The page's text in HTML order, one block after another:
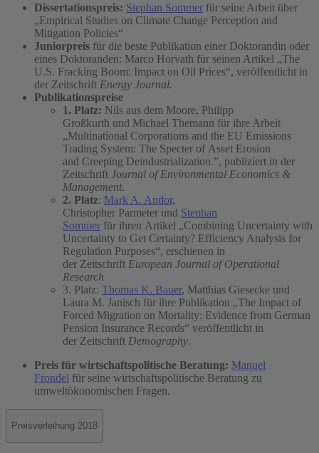
Dissertationspreis: Stephan Sommer für seine Arbeit über
„Empirical Studies on Climate Change Perception and
Mitigation Policies“
Juniorpreis für die beste Publikation einer Doktorandin oder
eines Doktoranden: Marco Horvath für seinen Artikel „The
U.S. Fracking Boom: Impact on Oil Prices“, veröffentlicht in
der Zeitschrift Energy Journal.
Publikationspreise
1. Platz: Nils aus dem Moore, Philipp
Großkurth und Michael Themann für ihre Arbeit
„Multinational Corporations and the EU Emissions
Trading System: The Specter of Asset Erosion
and Creeping Deindustrialization.”, publiziert in der
Zeitschrift Journal of Environmental Economics &
Management.
2. Platz: Mark A. Andor,
Christopher Parmeter und Stephan
Sommer für ihren Artikel „Combining Uncertainty with
Uncertainty to Get Certainty? Efficiency Analysis for
Regulation Purposes“, erschienen in
der Zeitschrift European Journal of Operational
Research
3. Platz: Thomas K. Bauer, Matthias Giesecke und
Laura M. Janisch für ihre Publikation „The Impact of
Forced Migration on Mortality: Evidence from German
Pension Insurance Records“ veröffentlicht in
der Zeitschrift Demography.
Preis für wirtschaftspolitische Beratung: Manuel
Frondel für seine wirtschaftspolitische Beratung zu
umweltökonomischen Fragen.
Preisverleihung 2018